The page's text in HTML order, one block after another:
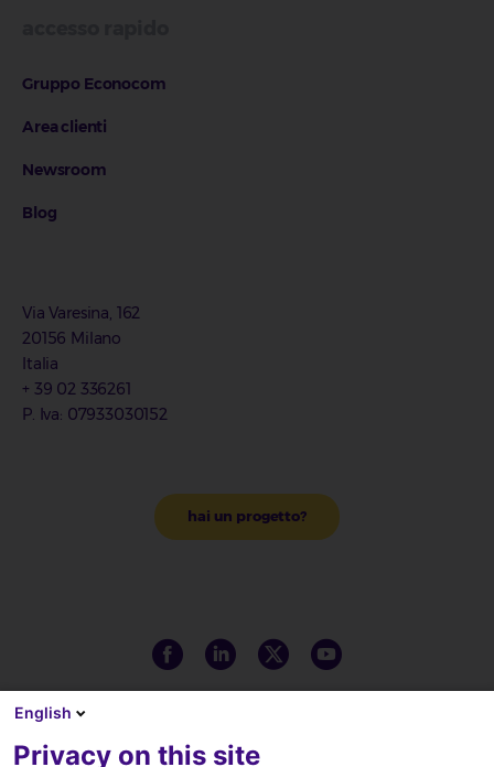
Gruppo Econocom
Area clienti
Newsroom
Blog
Via Varesina, 162
20156 Milano
Italia
+ 39 02 336261
P. Iva: 07933030152
hai un progetto?
English
Privacy on this site